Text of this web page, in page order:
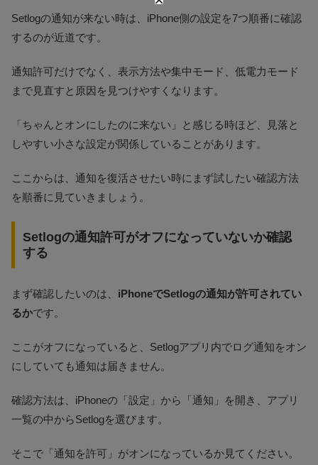
Setlogの通知が来ない時は、iPhone側の設定を7つ順番に確認
するのが近道です。
通知許可だけでなく、表示方法や集中モード、低電力モード
まで見直すと原因を見つけやすくなります。
「ちゃんとオンにしたのに来ない」と感じる時ほど、見落と
しやすい小さな設定が関係していることがあります。
ここからは、通知を復活させたい時にまず試したい確認方法
を順番に見ていきましょう。
Setlogの通知許可がオフになっていないか確認
する
まず確認したいのは、 iPhoneでSetlogの通知が許可されてい
るかです。
ここがオフになっていると、Setlogアプリ内でログ通知をオン
にしていても通知は届きません。
確認方法は、iPhoneの「設定」から「通知」を開き、アプリ
一覧の中からSetlogを選びます。
そこで「通知を許可」がオンになっているか見てください。